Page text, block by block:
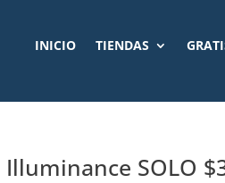
INICIO TIENDAS
SOLO